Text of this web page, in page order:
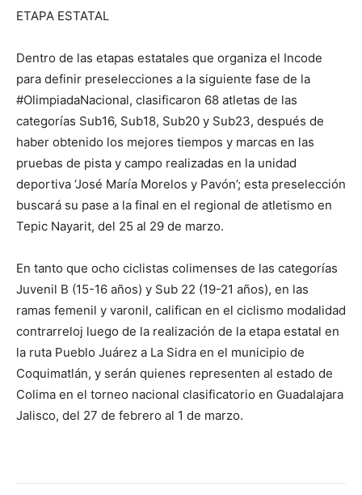
ETAPA ESTATAL
Dentro de las etapas estatales que organiza el Incode
para definir preselecciones a la siguiente fase de la
#OlimpiadaNacional, clasificaron 68 atletas de las
categorías Sub16, Sub18, Sub20 y Sub23, después de
haber obtenido los mejores tiempos y marcas en las
pruebas de pista y campo realizadas en la unidad
deportiva ‘José María Morelos y Pavón’; esta preselección
buscará su pase a la final en el regional de atletismo en
Tepic Nayarit, del 25 al 29 de marzo.
En tanto que ocho ciclistas colimenses de las categorías
Juvenil B (15-16 años) y Sub 22 (19-21 años), en las
ramas femenil y varonil, califican en el ciclismo modalidad
contrarreloj luego de la realización de la etapa estatal en
la ruta Pueblo Juárez a La Sidra en el municipio de
Coquimatlán, y serán quienes representen al estado de
Colima en el torneo nacional clasificatorio en Guadalajara
Jalisco, del 27 de febrero al 1 de marzo.